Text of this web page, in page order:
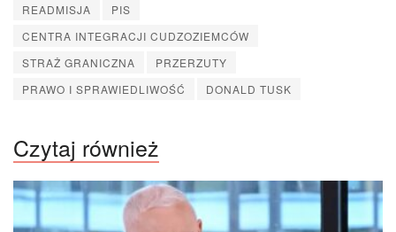
READMISJA
PIS
CENTRA INTEGRACJI CUDZOZIEMCÓW
STRAŻ GRANICZNA
PRZERZUTY
PRAWO I SPRAWIEDLIWOŚĆ
DONALD TUSK
Czytaj również